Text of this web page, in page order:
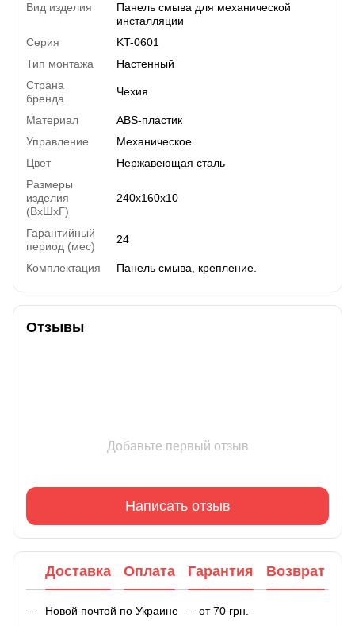
Вид изделия
Панель смыва для механической
инсталляции
Серия
KT-0601
Тип монтажа
Настенный
Страна
бренда
Чехия
Материал
ABS-пластик
Управление
Механическое
Цвет
Нержавеющая сталь
Размеры
изделия
(ВхШхГ)
240x160x10
Гарантийный
период (мес)
24
Комплектация Панель смыва, крепление.
Отзывы
Добавьте первый отзыв
Написать отзыв
Доставка Оплата Гарантия Возврат
Новой почтой по Украине — от 70 грн.